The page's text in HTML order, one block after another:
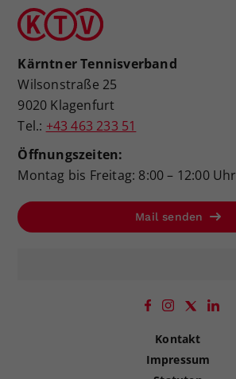
Kärntner Tennisverband
Wilsonstraße 25
9020 Klagenfurt
Tel.: +43 463 233 51
Öffnungszeiten:
Montag bis Freitag: 8:00 – 12:00 Uhr
Mail senden
Kontakt
Impressum